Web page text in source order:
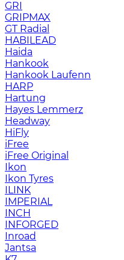
GRI
GRIPMAX
GT Radial
HABILEAD
Haida
Hankook
Hankook Laufenn
HARP
Hartung
Hayes Lemmerz
Headway
HiFly
iFree
iFree Original
Ikon
Ikon Tyres
ILINK
IMPERIAL
INCH
INFORGED
Inroad
Jantsa